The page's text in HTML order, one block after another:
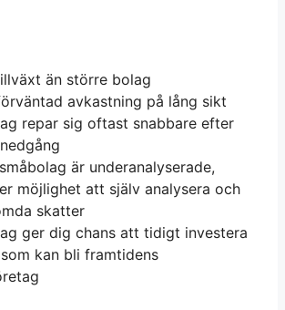
än större bolag
avkastning på lång sikt
repar sig oftast snabbare efter
är underanalyserade,
möjlighet att själv analysera och
skatter
ger dig chans att tidigt investera
kan bli framtidens